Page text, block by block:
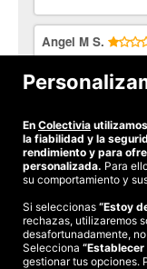
Auto Eder Talleres
cliente
te lo mejoran y te
por un precio
reparaciones y
¡Colectivia
Angel M S.
Timo total. Te
de hacerlo. Llamo
no cogen hora por
Ver todas las
Términos y
En Colectivia
la fiabilidad y la
rendimiento y para
personalizada. Para
su comportamiento y
Si seleccionas “Estoy
rechazas, utilizaremos
desafortunadamente,
Selecciona
gestionar tus opciones.